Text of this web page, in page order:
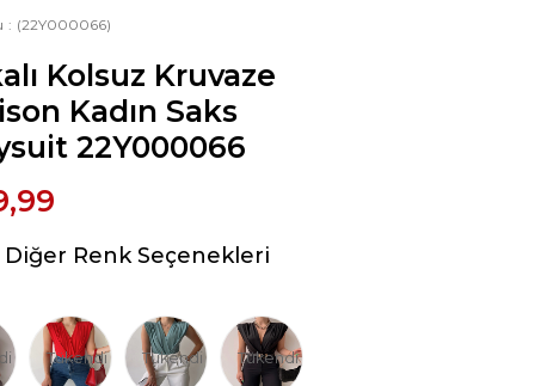
(22Y000066)
Kolsuz Kruvaze
Kadın Saks
22Y000066
Diğer Renk Seçenekleri
Tükendi Tükendi Tükendi